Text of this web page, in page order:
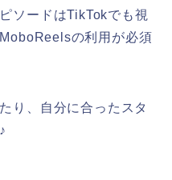
ソードはTikTokでも視
の利用が必須
り、自分に合ったスタ